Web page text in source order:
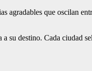
agradables que oscilan
su destino. Cada ciudad